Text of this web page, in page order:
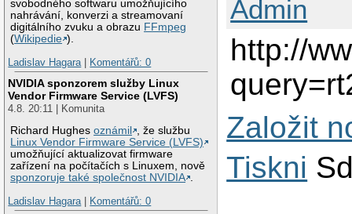
svobodného softwaru umožňujícího
nahrávání, konverzi a streamovaní
digitálního zvuku a obrazu FFmpeg
(Wikipedie ).
Ladislav Hagara| Komentářů: 0
NVIDIA sponzorem služby Linux
Vendor Firmware Service (LVFS)
4.8. 20:11 | Komunita
Richard Hughesoznámil
, že službu
Linux Vendor Firmware Service (LVFS)
umožňující aktualizovat firmware
zařízení na počítačích s Linuxem, nově
sponzoruje také společnost NVIDIA .
Ladislav Hagara| Komentářů: 0
Admin
http://
Založit
Tiskni